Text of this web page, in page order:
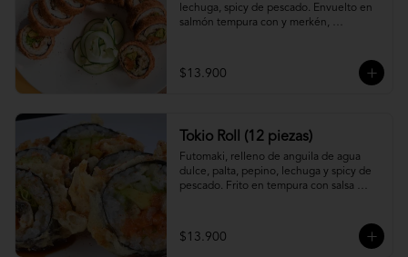
lechuga, spicy de pescado. Envuelto en
salmón tempura con y merkén,
$13.900
Tokio Roll (12 piezas)
Futomaki, relleno de anguila de agua
dulce, palta, pepino, lechuga y spicy de
pescado. Frito en tempura con salsa
$13.900